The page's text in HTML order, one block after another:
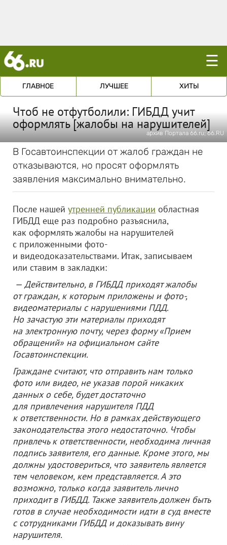
☰
ГЛАВНОЕ ЛУЧШЕЕ ХИТЫ
Чтоб не отфутболили: ГИБДД учит
оформлять [жалобы на нарушителей]
архив Портала 66.ru; 66.RU
В Госавтоинспекции от жалоб граждан не
отказываются, но просят оформлять
заявления максимально внимательно.
После нашей утренней публикации областная
ГИБДД еще раз подробно разъяснила,
как оформлять жалобы на нарушителей
с приложенными фото-
и видеодоказательствами. Итак, записываем
или ставим в закладки:
— Действительно, в ГИБДД приходят жалобы
от граждан, к которым приложены и фото-,
видеоматериалы с нарушениями ПДД.
Но зачастую эти материалы приходят
на электронную почту, через форму «Прием
обращений» на официальном сайте
Госавтоинспекции.
Граждане считают, что отправить нам только
фото или видео, не указав порой никаких
данных о себе, будет достаточно
для привлечения нарушителя ПДД
к ответственности. Но в рамках действующего
законодательства этого недостаточно. Чтобы
привлечь к ответственности, необходима личная
подпись заявителя, его данные. Кроме этого, мы
должны удостовериться, что заявитель является
тем человеком, кем представляется. А это
возможно, только когда заявитель лично
приходит в ГИБДД. Также заявитель должен быть
готов в случае необходимости идти в суд вместе
с сотрудниками ГИБДД и доказывать вину
нарушителя.